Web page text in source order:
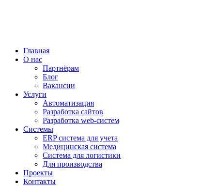
Главная
О нас
Партнёрам
Блог
Вакансии
Услуги
Автоматизация
Разработка сайтов
Разработка web-систем
Системы
ERP система для учета
Медицинская система
Система для логистики
Для производства
Проекты
Контакты